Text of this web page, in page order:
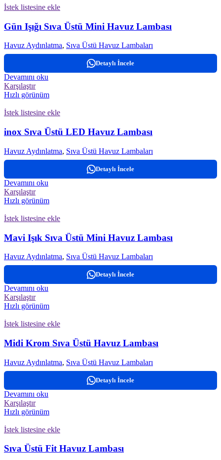
İstek listesine ekle
Gün Işığı Sıva Üstü Mini Havuz Lambası
Havuz Aydınlatma, Sıva Üstü Havuz Lambaları
Detaylı İncele
Devamını oku
Karşılaştır
Hızlı görünüm
İstek listesine ekle
inox Sıva Üstü LED Havuz Lambası
Havuz Aydınlatma, Sıva Üstü Havuz Lambaları
Detaylı İncele
Devamını oku
Karşılaştır
Hızlı görünüm
İstek listesine ekle
Mavi Işık Sıva Üstü Mini Havuz Lambası
Havuz Aydınlatma, Sıva Üstü Havuz Lambaları
Detaylı İncele
Devamını oku
Karşılaştır
Hızlı görünüm
İstek listesine ekle
Midi Krom Sıva Üstü Havuz Lambası
Havuz Aydınlatma, Sıva Üstü Havuz Lambaları
Detaylı İncele
Devamını oku
Karşılaştır
Hızlı görünüm
İstek listesine ekle
Sıva Üstü Fit Havuz Lambası